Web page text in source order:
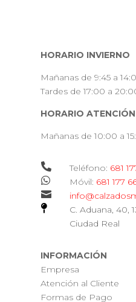
HORARIO INVIERNO
Mañanas de 9:45 a
Tardes de 17:00 a
HORARIO
Mañanas de 10:00 a
 Teléfono: 681
 Móvil: 681 177


C. Aduana, 40,
Ciudad Real
INFORMACIÓN
Empresa
Atención al Cliente
Formas de Pago